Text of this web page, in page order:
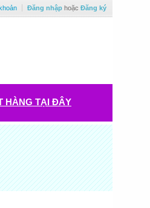
Đăng nhập hoặc Đăng ký
HÀNG TẠI ĐÂY